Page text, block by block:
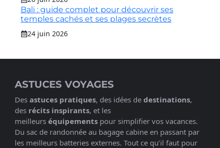
Bali : guide complet pour découvrir ses
temples cachés et ses plages secrètes
24 juin 2026
ASTUCES VOYAGES
Des astuces pratiques, des idées de destinations,
des récits inspirants, et les
meilleurs équipements pour simplifier vos vacances.
Du sac de randonnée au bagage cabine en passant par
les meilleurs batteries externes. Tout ce qu’il faut pour